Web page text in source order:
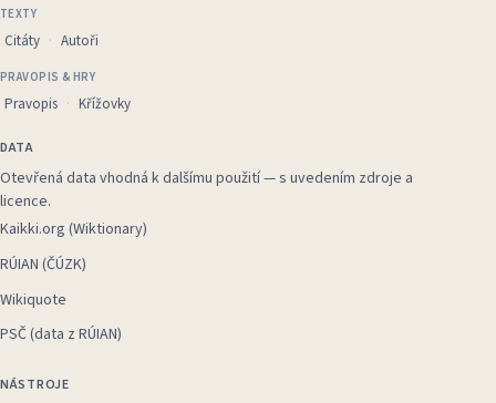
TEXTY
Citáty Autoři
PRAVOPIS & HRY
Pravopis Křížovky
DATA
Otevřená data vhodná k dalšímu použití — s uvedením zdroje a
licence.
Kaikki.org (Wiktionary)
RÚIAN (ČÚZK)
Wikiquote
PSČ (data z RÚIAN)
NÁSTROJE